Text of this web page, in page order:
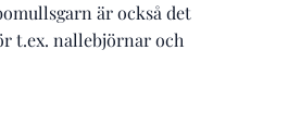
är också det
t.ex. nallebjörnar och